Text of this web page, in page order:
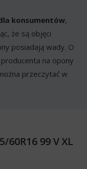
konsumentów,
że są objęci
posiadają wady. O
na opony
przeczytać w
60R16 99 V XL